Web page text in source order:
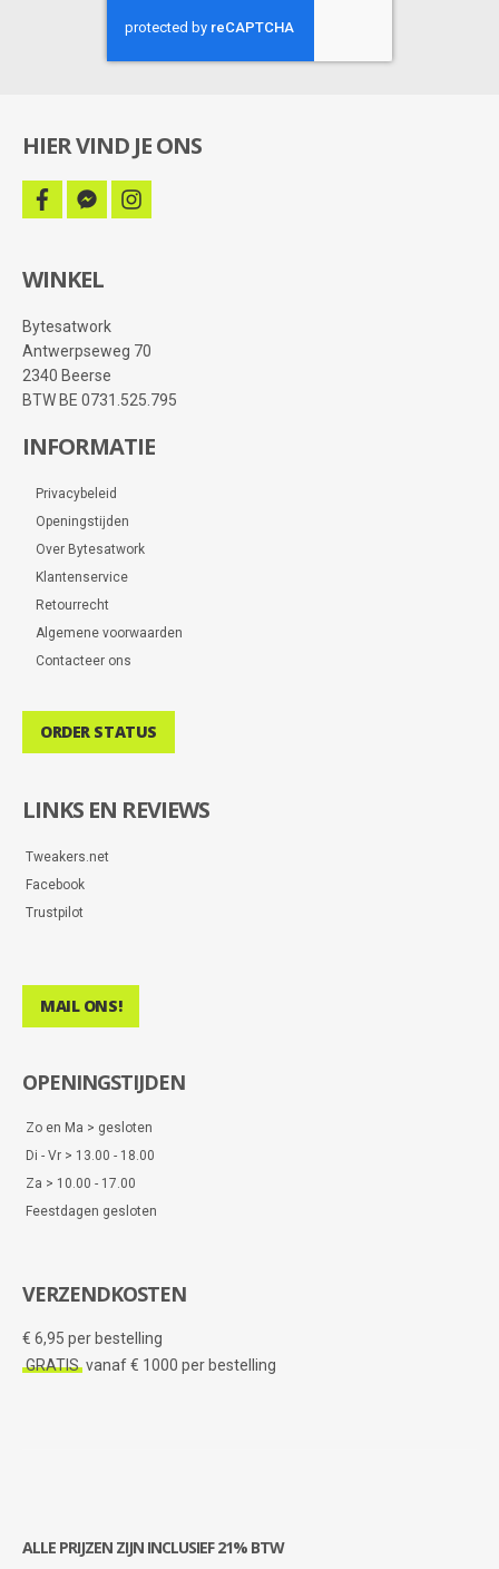
HIER VIND JE ONS
facebook
facebook-
messenger
instagram
WINKEL
Bytesatwork
Antwerpseweg 70
2340 Beerse
BTW BE 0731.525.795
INFORMATIE
Privacybeleid
Openingstijden
Over Bytesatwork
Klantenservice
Retourrecht
Algemene voorwaarden
Contacteer ons
ORDER STATUS
LINKS EN REVIEWS
Tweakers.net
Facebook
Trustpilot
MAIL ONS!
OPENINGSTIJDEN
Zo en Ma > gesloten
Di - Vr > 13.00 - 18.00
Za > 10.00 - 17.00
Feestdagen gesloten
VERZENDKOSTEN
€ 6,95 per bestelling
GRATIS vanaf € 1000 per bestelling
ALLE PRIJZEN ZIJN INCLUSIEF 21% BTW